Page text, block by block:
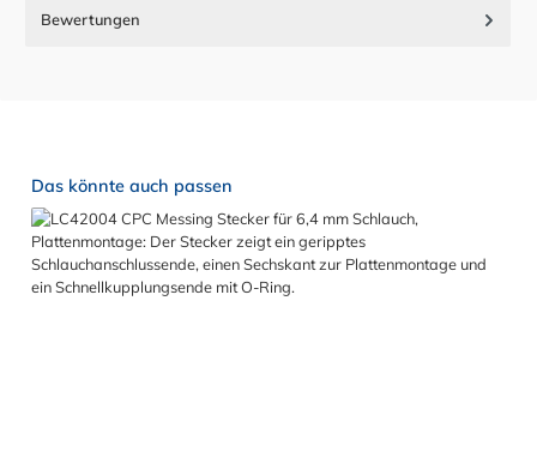
Bewertungen
Produktgalerie überspringen
Das könnte auch passen